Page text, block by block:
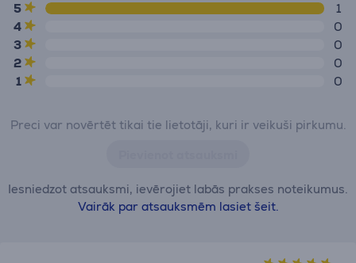
5
1
4
0
3
0
2
0
1
0
Preci var novērtēt tikai tie lietotāji, kuri ir veikuši pirkumu.
Iesniedzot atsauksmi, ievērojiet labās prakses noteikumus.
Vairāk par atsauksmēm lasiet šeit.